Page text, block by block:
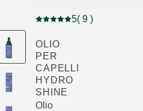
Valutazione attuale: 5
5( 9 )
OLIO
PER
CAPELLI
HYDRO
SHINE
Olio